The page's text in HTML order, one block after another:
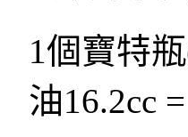
1個寶特
油16.2cc